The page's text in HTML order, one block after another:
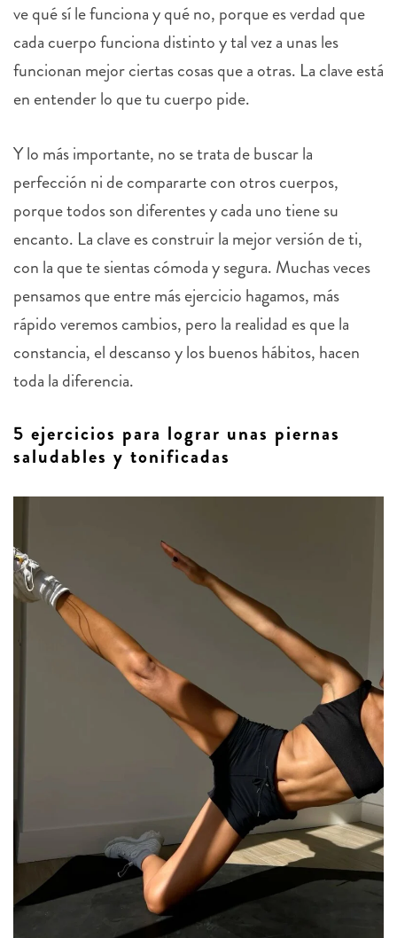
ve qué sí le funciona y qué no, porque es verdad que
cada cuerpo funciona distinto y tal vez a unas les
funcionan mejor ciertas cosas que a otras. La clave está
en entender lo que tu cuerpo pide.
Y lo más importante, no se trata de buscar la
perfección ni de compararte con otros cuerpos,
porque todos son diferentes y cada uno tiene su
encanto. La clave es construir la mejor versión de ti,
con la que te sientas cómoda y segura. Muchas veces
pensamos que entre más ejercicio hagamos, más
rápido veremos cambios, pero la realidad es que la
constancia, el descanso y los buenos hábitos, hacen
toda la diferencia.
5 ejercicios para lograr unas piernas
saludables y tonificadas